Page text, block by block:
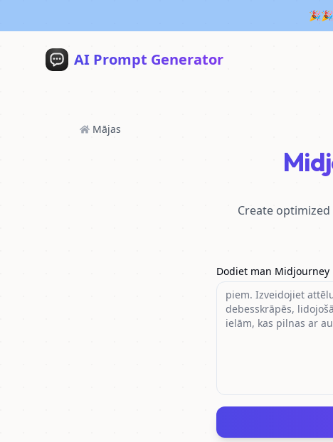
AI Prompt Generator
Mājas
Create
Dodiet man Midjourney